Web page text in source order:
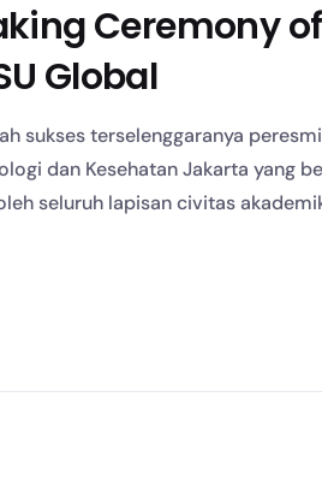
Ceremony
Global
sukses terselenggaranya
dan Kesehatan Jakarta yang
seluruh lapisan civitas